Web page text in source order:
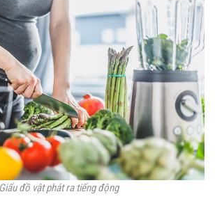
Giấu đồ vật phát ra tiếng động